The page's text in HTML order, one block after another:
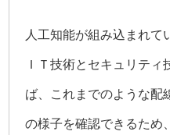
人工知能が組み込まれて
ＩＴ技術とセキュリテ
ば、これまでのような配
の様子を確認できるため